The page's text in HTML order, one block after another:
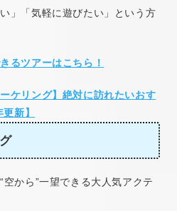
」「気軽に遊びたい」という方
るツアーはこちら！
ケリング】絶対に訪れたいおす
新】
から”一望できる大人気アクテ